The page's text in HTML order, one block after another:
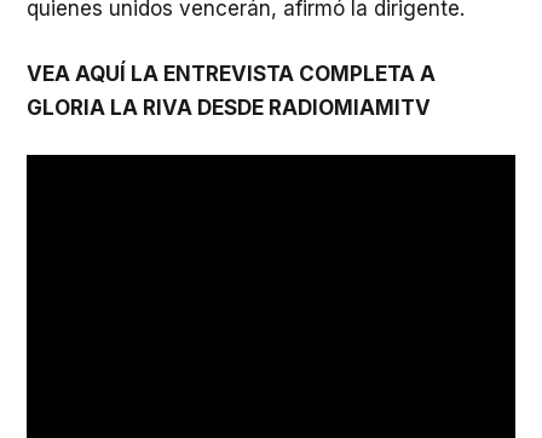
quienes unidos vencerán, afirmó la dirigente.
VEA AQUÍ LA ENTREVISTA COMPLETA A
GLORIA LA RIVA DESDE RADIOMIAMITV